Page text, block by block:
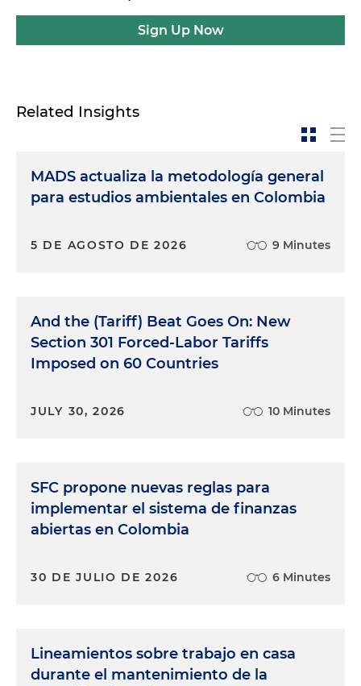
Sign Up Now
Related Insights
MADS actualiza la metodología general
para estudios ambientales en Colombia
5 DE AGOSTO DE 2026 9 Minutes
And the (Tariff) Beat Goes On: New
Section 301 Forced-Labor Tariffs
Imposed on 60 Countries
JULY 30, 2026 10 Minutes
SFC propone nuevas reglas para
implementar el sistema de finanzas
abiertas en Colombia
30 DE JULIO DE 2026 6 Minutes
Lineamientos sobre trabajo en casa
durante el mantenimiento de la